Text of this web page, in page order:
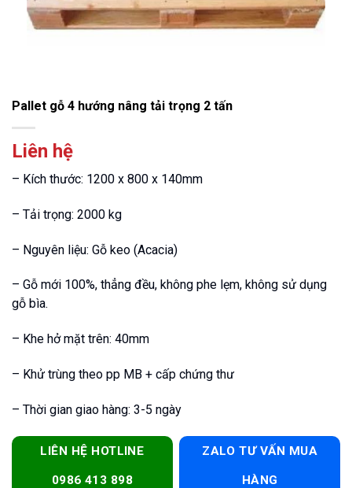
Pallet gỗ 4 hướng nâng tải trọng 2 tấn
Liên hệ
– Kích thước: 1200 x 800 x 140mm
– Tải trọng: 2000 kg
– Nguyên liệu: Gỗ keo (Acacia)
– Gỗ mới 100%, thẳng đều, không phe lẹm, không sử dụng
gỗ bìa.
– Khe hở mặt trên: 40mm
– Khử trùng theo pp MB + cấp chứng thư
– Thời gian giao hàng: 3-5 ngày
LIÊN HỆ HOTLINE
0986 413 898
ZALO TƯ VẤN MUA
HÀNG